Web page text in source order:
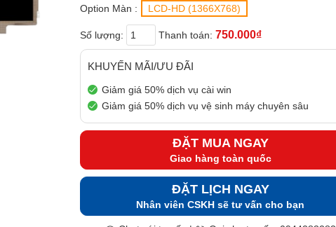
Option Màn : LCD-HD (1366X768)
Số lượng: Thanh toán: 750.000₫
KHUYẾN MÃI/ƯU ĐÃI
Giảm giá 50% dịch vụ cài win
Giảm giá 50% dịch vụ vệ sinh máy chuyên sâu
ĐẶT MUA NGAY
Giao hàng toàn quốc
ĐẶT LỊCH NGAY
Nhân viên CSKH sẽ tư vấn cho bạn